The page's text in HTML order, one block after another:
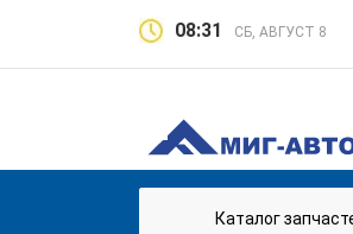
08:31 СБ, АВГУСТ 8
Каталог